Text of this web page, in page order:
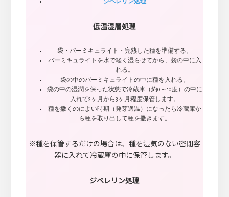
低温湿層処理
袋・バーミキュライト・完熟した種を準備する。
バーミキュライトを水で軽く湿らせてから、袋の中に入
れる。
袋の中のバーミキュライトの中に種を入れる。
袋の中の湿潤を保った状態で冷蔵庫（約0～10度）の中に
入れて2ヶ月から3ヶ月程度保管します。
種を撒くのによい時期（発芽適温）になったら冷蔵庫か
ら種を取り出して種を撒きます。
※種を保管するだけの場合は、種を湿気のない密閉容
器に入れて冷蔵庫の中に保管します。
ジベレリン処理